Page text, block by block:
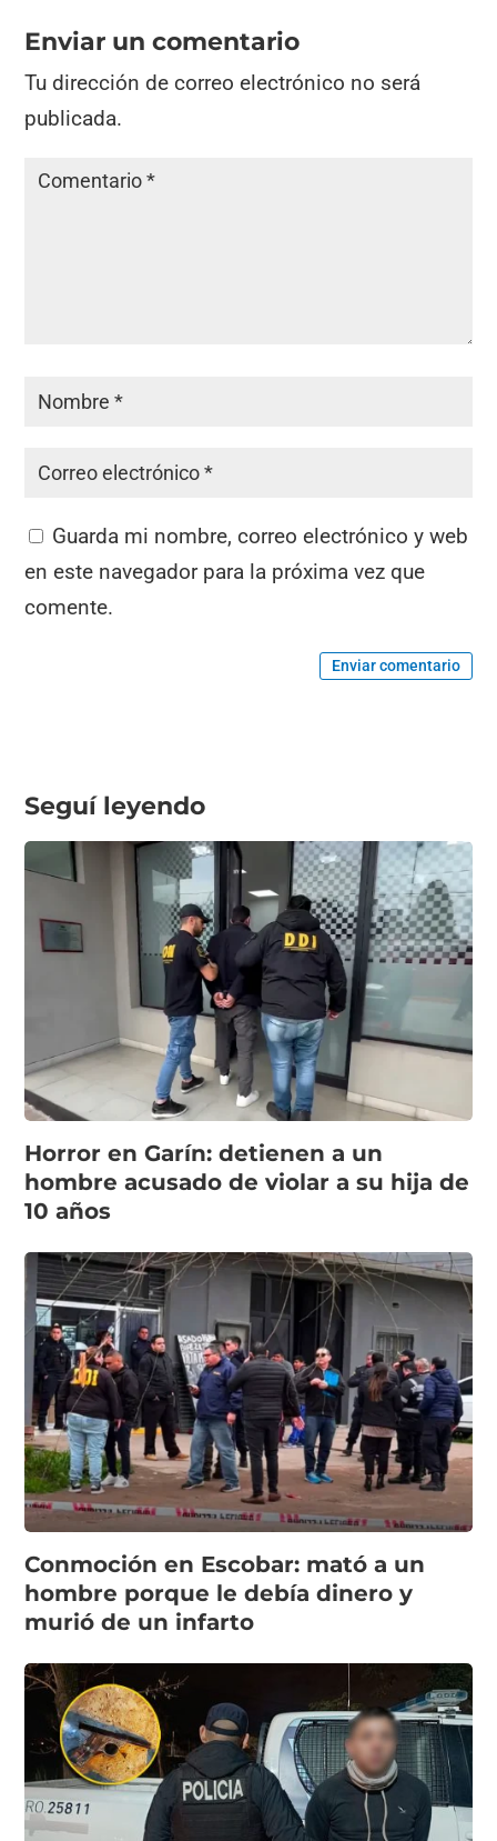
Enviar un comentario
Tu dirección de correo electrónico no será
publicada.
Guarda mi nombre, correo electrónico y web
en este navegador para la próxima vez que
comente.
Enviar comentario
Seguí leyendo
Horror en Garín: detienen a un
hombre acusado de violar a su hija de
10 años
Conmoción en Escobar: mató a un
hombre porque le debía dinero y
murió de un infarto